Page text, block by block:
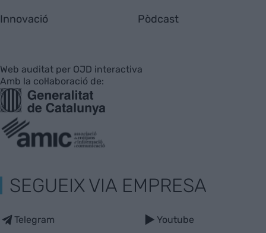
Innovació Pòdcast
Web auditat per OJD interactiva
Amb la col·laboració de:
SEGUEIX VIA EMPRESA
Telegram Youtube